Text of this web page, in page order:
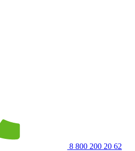
8 800 200 20 62